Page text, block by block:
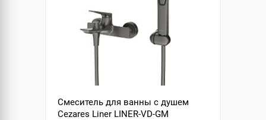
Смеситель для ванны с душем
Cezares Liner LINER-VD-GM